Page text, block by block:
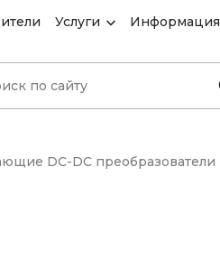
Услуги Информация
DC-DC преобразователи